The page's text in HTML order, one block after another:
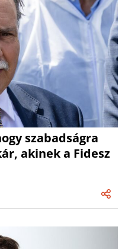
szabadságra
akinek a Fidesz